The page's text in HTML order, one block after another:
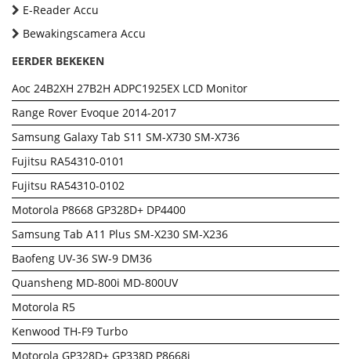
E-Reader Accu
Bewakingscamera Accu
EERDER BEKEKEN
Aoc 24B2XH 27B2H ADPC1925EX LCD Monitor
Range Rover Evoque 2014-2017
Samsung Galaxy Tab S11 SM-X730 SM-X736
Fujitsu RA54310-0101
Fujitsu RA54310-0102
Motorola P8668 GP328D+ DP4400
Samsung Tab A11 Plus SM-X230 SM-X236
Baofeng UV-36 SW-9 DM36
Quansheng MD-800i MD-800UV
Motorola R5
Kenwood TH-F9 Turbo
Motorola GP328D+ GP338D P8668i